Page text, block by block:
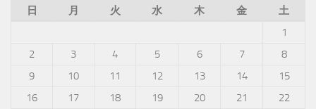
日
月 火 水 木 金
土
1
2
3 4 5 6 7
8
9
10 11 12 13 14
15
16
17 18 19 20 21
22